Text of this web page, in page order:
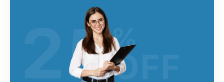
25%
OFF